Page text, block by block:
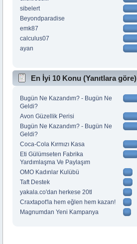
sibelert
Beyondparadise
emk87
calculus07
ayan
En İyi 10 Konu (Yanıtlara göre)
Bugün Ne Kazandım? - Bugün Ne
Geldi?
Avon Güzellik Perisi
Bugün Ne Kazandım? - Bugün Ne
Geldi?
Coca-Cola Kırmızı Kasa
Eti Gülümseten Fabrika
Yardımlaşma Ve Paylaşım
OMO Kadınlar Kulübü
Taft Destek
yakala.co'dan herkese 20tl
Craxtapot'la hem eğlen hem kazan!
Magnumdan Yeni Kampanya